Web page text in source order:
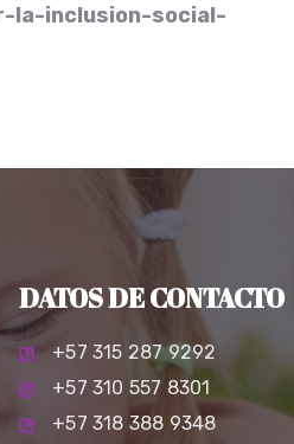
la-inclusion-social-
DATOS DE CONTACTO
+57 315 287 9292
+57 310 557 8301
+57 318 388 9348